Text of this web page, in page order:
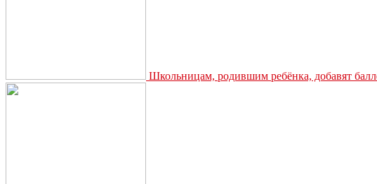
Школьницам, родившим ребёнка, добавят